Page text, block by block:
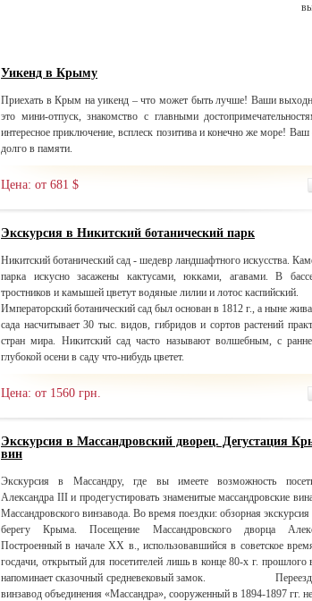
Уикенд в Крыму
Приехать в Крым на уикенд – что может быть лучше! Ваши
это мини-отпуск, знакомство с главными
интересное приключение, всплеск позитива и конечно же море! Ваш
долго в памяти.
Цена: от 681 $
Экскурсия в Никитский ботанический парк
Никитский ботанический сад - шедевр ландшафтного искусства.
парка искусно засажены кактусами, юкками, агавами. В
тростников и камышей цветут водяные лилии и лотос каспийский.
Императорский ботанический сад был основан в 1812 г., а ныне
сада насчитывает 30 тыс. видов, гибридов и сортов растений
стран мира. Никитский сад часто называют волшебным, с
глубокой осени в саду что-нибудь цветет.
Цена: от 1560 грн.
Экскурсия в Массандровский дворец. Дегустация
вин
Экскурсия в Массандру, где вы имеете возможность
Александра III и продегустировать знаменитые массандровские
Массандровского винзавода. Во время поездки: обзорная
берегу Крыма. Посещение Массандровского дворца
Построенный в начале XX в., использовавшийся в советское
госдачи, открытый для посетителей лишь в конце 80-х г. прошлого
напоминает сказочный средневековый замок. Переезд
винзавод объединения «Массандра», сооруженный в 1894-1897 гг.